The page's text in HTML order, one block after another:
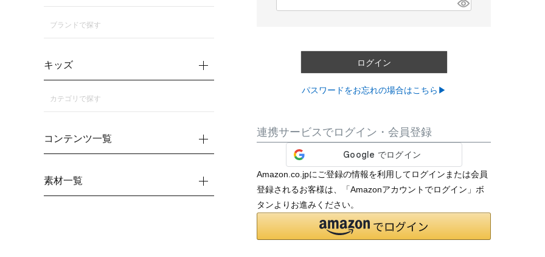
)
ログイン
パスワードをお忘れの場合はこちら▶
連携サービスでログイン・会員登録
Amazon.co.jpにご登録の情報を利用してログインまたは会員
登録されるお客様は、「Amazonアカウントでログイン」ボ
タンよりお進みください。
ブランドで探す
キッズ
カテゴリで探す
コンテンツ一覧
素材一覧